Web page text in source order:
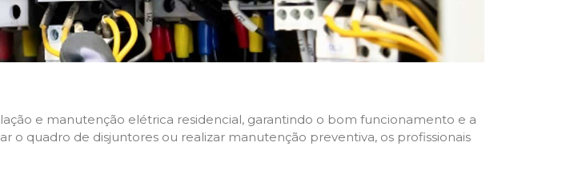
e manutenção elétrica residencial, garantindo o bom funcionamento e a
o quadro de disjuntores ou realizar manutenção preventiva, os profissionais